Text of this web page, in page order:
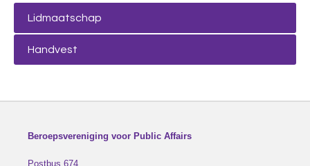
Lidmaatschap
Handvest
Beroepsvereniging voor Public Affairs
Postbus 674